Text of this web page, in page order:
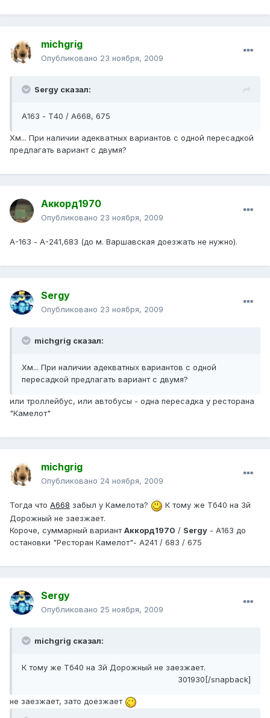
michgrig
Опубликовано 23 ноября, 2009
Sergy сказал:
А163 - Т40 / А668, 675
Хм... При наличии адекватных вариантов с одной пересадкой
предлагать вариант с двумя?
Аккорд1970
Опубликовано 23 ноября, 2009
А-163 - А-241,683 (до м. Варшавская доезжать не нужно).
Sergy
Опубликовано 23 ноября, 2009
michgrig сказал:
Хм... При наличии адекватных вариантов с одной
пересадкой предлагать вариант с двумя?
или троллейбус, или автобусы - одна пересадка у ресторана
"Камелот"
michgrig
Опубликовано 24 ноября, 2009
Тогда что А668 забыл у Камелота?
К тому же Тб40 на 3й
Дорожный не заезжает.
Короче, суммарный вариантАккорд1970 / Sergy - А163 до
остановки "Ресторан Камелот"- А241 / 683 / 675
Sergy
Опубликовано 25 ноября, 2009
michgrig сказал:
К тому же Тб40 на 3й Дорожный не заезжает.
301930[/snapback]
не заезжает, зато доезжает